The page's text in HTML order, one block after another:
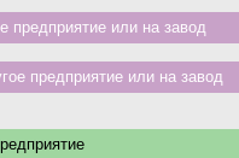
предприятие или на завод
предприятие или на завод